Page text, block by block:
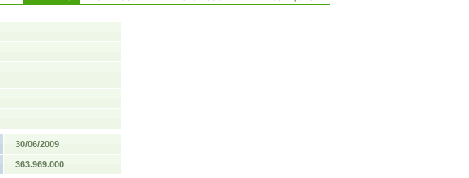
30/06/2009
363.969.000